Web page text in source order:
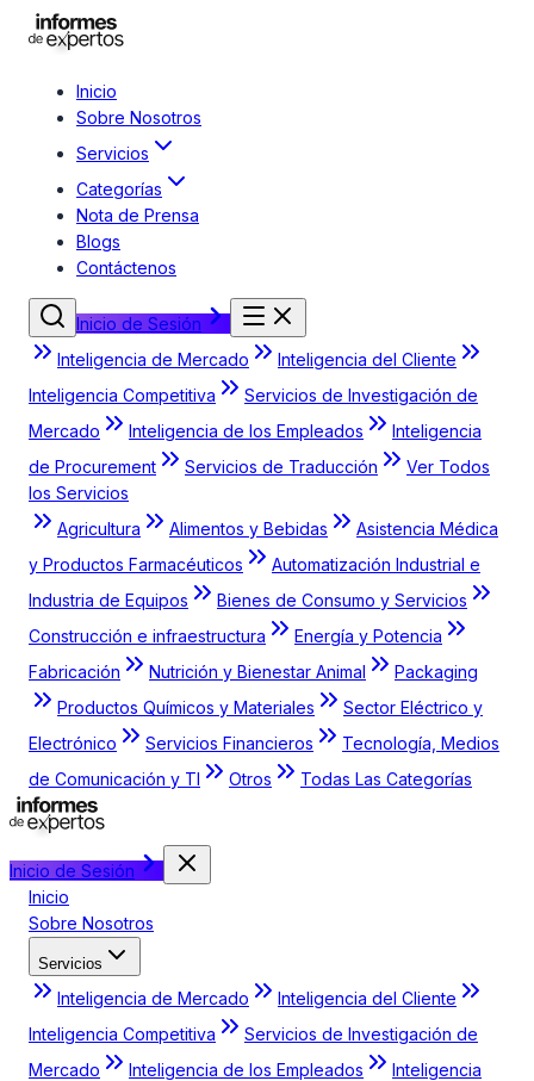
Inicio
Sobre Nosotros
Servicios
Categorías
Nota de Prensa
Blogs
Contáctenos
Inicio de Sesión
Inteligencia de Mercado
Inteligencia del Cliente
Inteligencia Competitiva
Servicios de Investigación de
Mercado
Inteligencia de los Empleados
Inteligencia
de Procurement
Servicios de Traducción
Ver Todos
los Servicios
Agricultura
Alimentos y Bebidas
Asistencia Médica
y Productos Farmacéuticos
Automatización Industrial e
Industria de Equipos
Bienes de Consumo y Servicios
Construcción e infraestructura
Energía y Potencia
Fabricación
Nutrición y Bienestar Animal
Packaging
Productos Químicos y Materiales
Sector Eléctrico y
Electrónico
Servicios Financieros
Tecnología, Medios
de Comunicación y TI
Otros Todas Las Categorías
Inicio de Sesión
Inicio
Sobre Nosotros
Servicios
Inteligencia de Mercado
Inteligencia del Cliente
Inteligencia Competitiva
Servicios de Investigación de
Mercado
Inteligencia de los Empleados
Inteligencia